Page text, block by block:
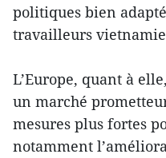
politiques bien
travailleurs
L’Europe, quant à
un marché
mesures plus fortes
notamment